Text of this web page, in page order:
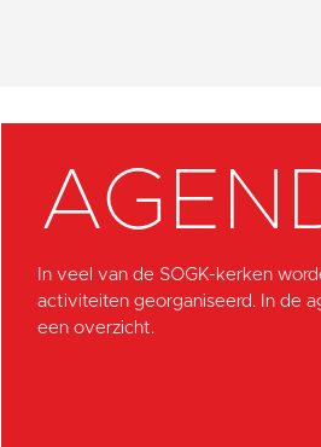
In veel van de SOGK-kerken
activiteiten georganiseerd. In de
een overzicht.